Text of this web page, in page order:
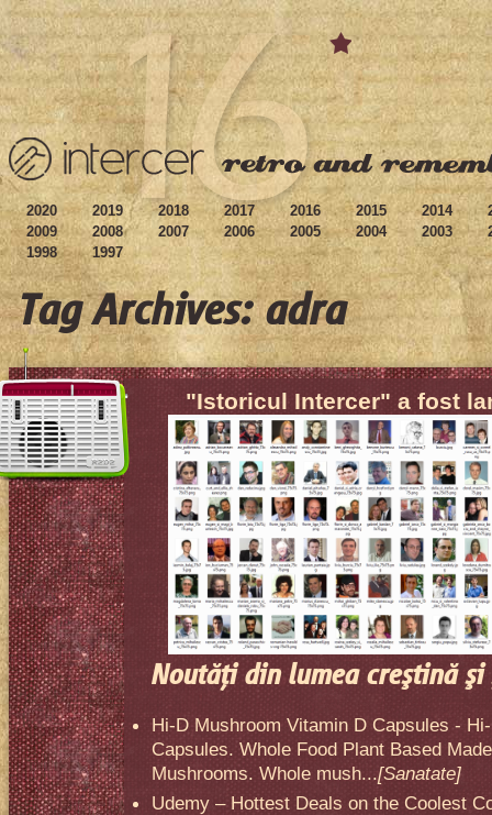
2020 2019 2018 2017 2016 2015 2014
2009
2008 2007 2006 2005 2004 2003
1998
1997
Tag Archives: adra
"Istoricul Intercer" a fost
Noutăţi din lumea creştină
Hi-D Mushroom Vitamin D Capsules -
Capsules. Whole Food Plant Based
Mushrooms. Whole mush...[Sanatate]
Udemy – Hottest Deals on the Coolest